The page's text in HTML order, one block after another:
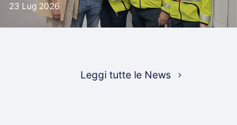
23 Lug 2026
Leggi tutte le News